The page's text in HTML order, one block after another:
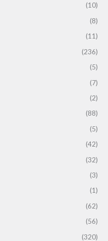
(10)
(8)
(11)
(236)
(5)
(7)
(2)
(88)
(5)
(42)
(32)
(3)
(1)
(62)
(56)
(320)